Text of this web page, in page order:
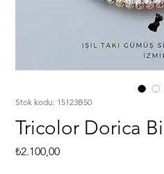
Stok kodu: 15123B50
Tricolor Dorica
₺2.100,00Fiyat